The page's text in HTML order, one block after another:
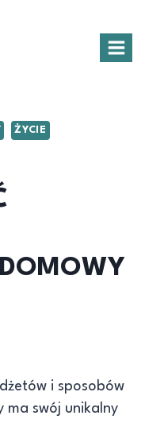
ŻYCIE
i sposobów
ma swój unikalny